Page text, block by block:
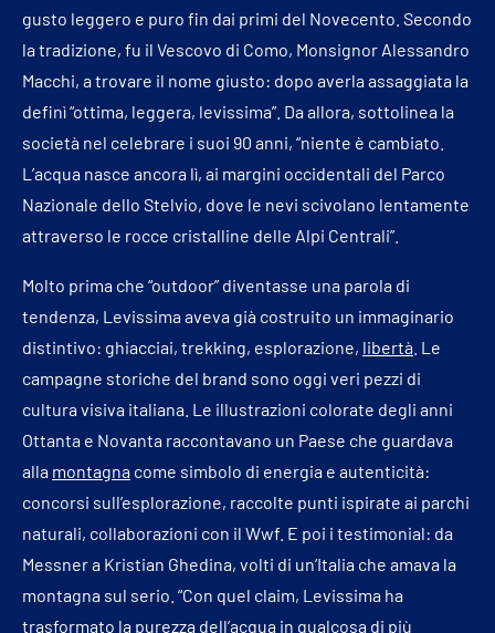
gusto leggero e puro fin dai primi del Novecento. Secondo
la tradizione, fu il Vescovo di Como, Monsignor Alessandro
Macchi, a trovare il nome giusto: dopo averla assaggiata la
definì “ottima, leggera, levissima”. Da allora, sottolinea la
società nel celebrare i suoi 90 anni, “niente è cambiato.
L’acqua nasce ancora lì, ai margini occidentali del Parco
Nazionale dello Stelvio, dove le nevi scivolano lentamente
attraverso le rocce cristalline delle Alpi Centrali”.
Molto prima che “outdoor” diventasse una parola di
tendenza, Levissima aveva già costruito un immaginario
distintivo: ghiacciai, trekking, esplorazione, libertà . Le
campagne storiche del brand sono oggi veri pezzi di
cultura visiva italiana. Le illustrazioni colorate degli anni
Ottanta e Novanta raccontavano un Paese che guardava
alla montagna come simbolo di energia e autenticità:
concorsi sull’esplorazione, raccolte punti ispirate ai parchi
naturali, collaborazioni con il Wwf. E poi i testimonial: da
Messner a Kristian Ghedina, volti di un’Italia che amava la
montagna sul serio. “Con quel claim, Levissima ha
trasformato la purezza dell’acqua in qualcosa di più